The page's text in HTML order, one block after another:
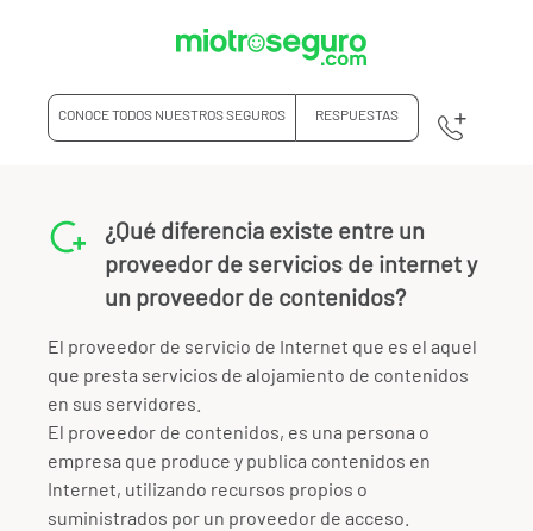
CONOCE TODOS NUESTROS SEGUROS RESPUESTAS
¿Qué diferencia existe entre un
proveedor de servicios de internet y
un proveedor de contenidos?
El proveedor de servicio de Internet que es el aquel
que presta servicios de alojamiento de contenidos
en sus servidores.
El proveedor de contenidos, es una persona o
empresa que produce y publica contenidos en
Internet, utilizando recursos propios o
suministrados por un proveedor de acceso.